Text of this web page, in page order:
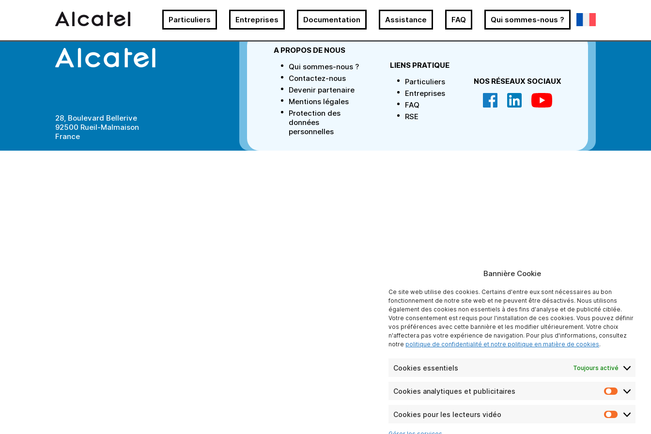
Bannière Cookie
Ce site web utilise des cookies. Certains d'entre eux sont nécessaires au bon
fonctionnement de notre site web et ne peuvent être désactivés. Nous utilisons
également des cookies non essentiels à des fins d'analyse et de publicité ciblée.
Votre consentement est requis pour l'installation de ces cookies. Vous pouvez définir
vos préférences avec cette bannière et les modifier ultérieurement. Votre choix
n'affectera pas votre expérience de navigation. Pour plus d'informations, consultez
notre politique de confidentialité et notre politique en matière de cookies.
Cookies essentiels Toujours activé
Cookies analytiques et publicitaires
Cookies
et
Cookies pour les lecteurs vidéo
Cookies
Particuliers Entreprises Documentation Assistance FAQ Qui sommes-nous ?
28, Boulevard Bellerive
92500 Rueil-Malmaison
France
A PROPOS DE NOUS
Qui sommes-nous ?
Contactez-nous
Devenir partenaire
Mentions légales
Protection des
données
personnelles
LIENS PRATIQUE
Particuliers
Entreprises
FAQ
RSE
NOS RÉSEAUX SOCIAUX